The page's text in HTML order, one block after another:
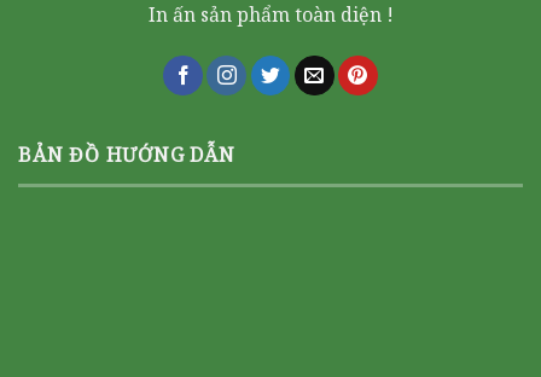
In ấn sản phẩm toàn diện !
BẢN ĐỒ HƯỚNG DẪN